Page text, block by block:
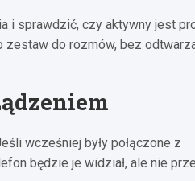
i sprawdzić, czy aktywny jest
zestaw do rozmów, bez
wcześniej były połączone z
będzie je widział, ale nie